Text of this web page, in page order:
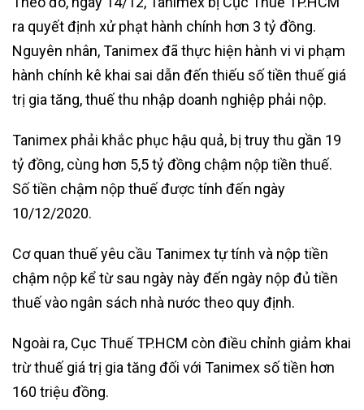
ra quyết định xử phạt hành chính hơn 3 tỷ đồng.
Nguyên nhân, Tanimex đã thực hiện hành vi vi phạm
hành chính kê khai sai dẫn đến thiếu số tiền thuế giá
trị gia tăng, thuế thu nhập doanh nghiệp phải nộp.
Tanimex phải khắc phục hậu quả, bị truy thu gần 19
tỷ đồng, cùng hơn 5,5 tỷ đồng chậm nộp tiền thuế.
Số tiền chậm nộp thuế được tính đến ngày
10/12/2020.
Cơ quan thuế yêu cầu Tanimex tự tính và nộp tiền
chậm nộp kể từ sau ngày này đến ngày nộp đủ tiền
thuế vào ngân sách nhà nước theo quy định.
Ngoài ra, Cục Thuế TP.HCM còn điều chỉnh giảm khai
trừ thuế giá trị gia tăng đối với Tanimex số tiền hơn
160 triệu đồng.